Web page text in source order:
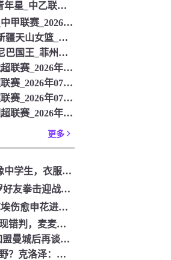
武汉三镇B队VS湖北青年星_中乙联赛_2026年07月26日
定南赣联VS广西恒宸_中甲联赛_2026年07月26日
江西鲸裕清酒女篮VS新疆天山女篮_中女锦联赛_2026年07
伊拉斯图阴阳天VS基尼巴国王_菲州长杯联赛_2026年07月
罗斯托夫VS奥伦堡_俄超联赛_2026年07月26日
郴州队VS娄底队_湘超联赛_2026年07月26日
怀化队VS湘潭队_湘超联赛_2026年07月26日
湘西队VS张家界队_湘超联赛_2026年07月26日
更多
【足球】李刚仁看着像中学生，衣服脱了身材吊炸天！怪不得对抗上
[有道理嘛?]逆天！C罗好友拳击迎战阿根廷跟队记者，C罗好友
[球迷报道]沪媒：阿苏埃伤愈申花进攻得到保证 海港队基本没有
[有趣体育]曾在中超出现错判，麦麦提江本轮主哨中甲陕西联合v
【体育视频】安德森加盟曼城后再谈德布劳内：他一直是我非常仰慕
[好看推荐]阿根廷太粗野？克洛泽：这是他们的特色，极其强调对